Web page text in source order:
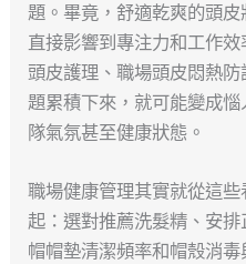
題。畢竟，舒適乾爽的頭
直接影響到專注力和工作
頭皮護理、職場頭皮悶熱
題累積下來，就可能變成
隊氣氛甚至健康狀態。
職場健康管理其實就從這
起：選對推薦洗髮精、安
帽帽墊清潔頻率和帽殼消